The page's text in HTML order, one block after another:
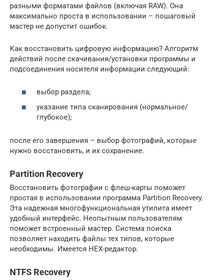
разными форматами файлов (включая RAW). Она
максимально проста в использовании – пошаговый
мастер не допустит ошибок.
Как восстановить цифровую информацию? Алгоритм
действий после скачивания/установки программы и
подсоединения носителя информации следующий:
выбор раздела;
указание типа сканирования (нормальное/
глубокое);
после его завершения – выбор фотографий, которые
нужно восстановить, и их сохранение.
Partition Recovery
Восстановить фотографии с флеш-карты поможет
простая в использовании программа Partition Recovery.
Эта надежная многофункциональная утилита имеет
удобный интерфейс. Неопытным пользователям
поможет встроенный мастер. Система поиска
позволяет находить файлы тех типов, которые
необходимы. Имеется HEX-редактор.
NTFS Recovery